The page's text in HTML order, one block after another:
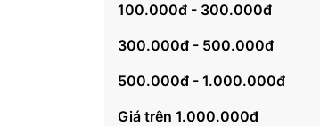
100.000đ - 300.000đ
300.000đ - 500.000đ
500.000đ - 1.000.000đ
Giá trên 1.000.000đ